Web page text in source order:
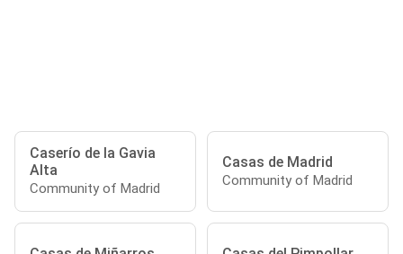
Caserío de la Gavia
Alta
Community of Madrid
Casas de Madrid
Community of Madrid